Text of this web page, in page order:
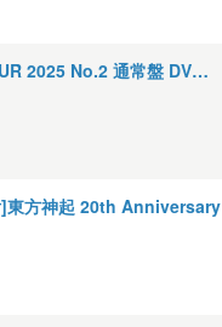
2025 No.2 通常盤 DV…
東方神起 20th Anniversary